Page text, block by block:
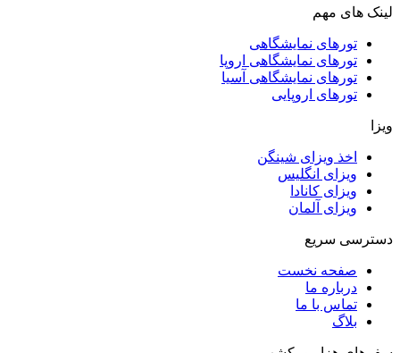
لینک های مهم
تورهای نمایشگاهی
تورهای نمایشگاهی اروپا
تورهای نمایشگاهی آسیا
تورهای اروپایی
ویزا
اخذ ویزای شینگن
ویزای انگلیس
ویزای کانادا
ویزای آلمان
دسترسی سریع
صفحه نخست
درباره ما
تماس با ما
بلاگ